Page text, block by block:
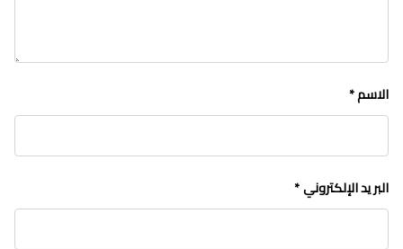
الاسم*
البريد الإلكتروني*